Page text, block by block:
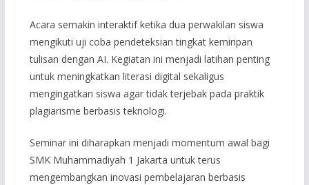
Acara semakin interaktif ketika dua perwakilan siswa
mengikuti uji coba pendeteksian tingkat kemiripan
tulisan dengan AI. Kegiatan ini menjadi latihan penting
untuk meningkatkan literasi digital sekaligus
mengingatkan siswa agar tidak terjebak pada praktik
plagiarisme berbasis teknologi.
Seminar ini diharapkan menjadi momentum awal bagi
SMK Muhammadiyah 1 Jakarta untuk terus
mengembangkan inovasi pembelajaran berbasis